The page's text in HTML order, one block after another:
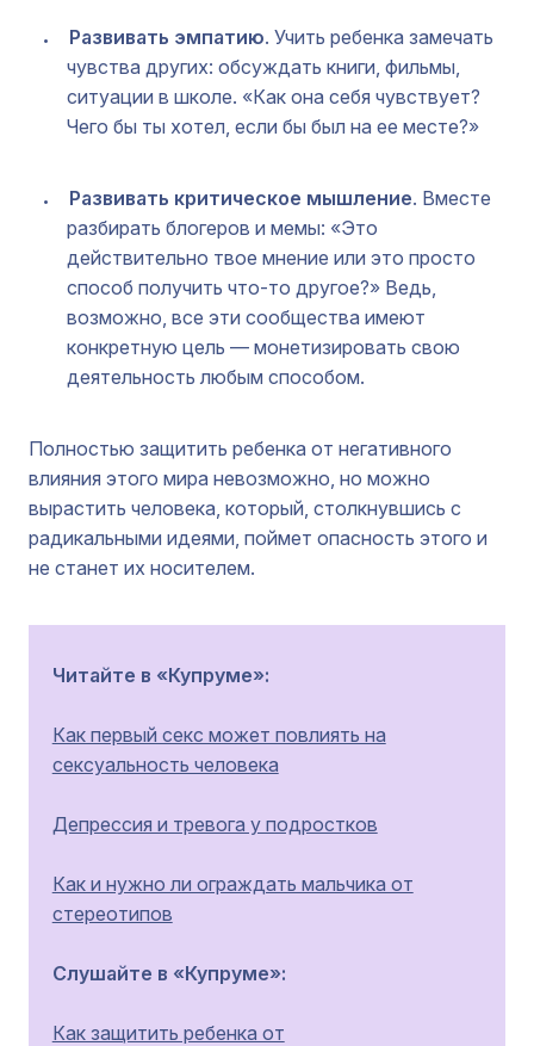
Развивать эмпатию. Учить ребенка замечать
чувства других: обсуждать книги, фильмы,
ситуации в школе. «Как она себя чувствует?
Чего бы ты хотел, если бы был на ее месте?»
Развивать критическое мышление. Вместе
разбирать блогеров и мемы: «Это
действительно твое мнение или это просто
способ получить что-то другое?» Ведь,
возможно, все эти сообщества имеют
конкретную цель — монетизировать свою
деятельность любым способом.
Полностью защитить ребенка от негативного
влияния этого мира невозможно, но можно
вырастить человека, который, столкнувшись с
радикальными идеями, поймет опасность этого и
не станет их носителем.
Читайте в «Купруме»:
Как первый секс может повлиять на
сексуальность человека
Депрессия и тревога у подростков
Как и нужно ли ограждать мальчика от
стереотипов
Слушайте в «Купруме»:
Как защитить ребенка от